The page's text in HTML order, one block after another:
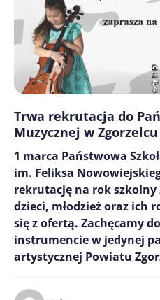
Trwa rekrutacja do
Muzycznej w Zgorzelcu
1 marca Państwowa
im. Feliksa
rekrutację na rok szkolny
dzieci, młodzież oraz ich
się z ofertą. Zachęcamy
instrumencie w jedynej
artystycznej Powiatu